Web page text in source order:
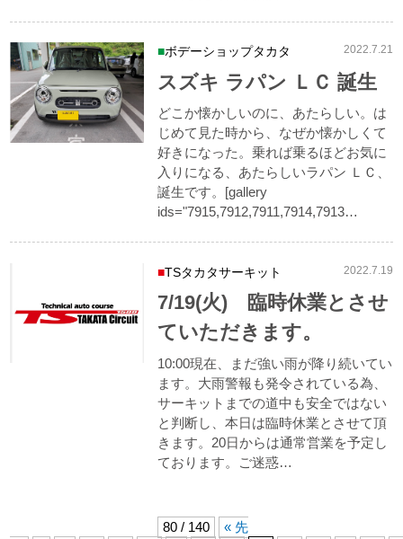
ボデーショップタカタ 2022.7.21
スズキ ラパン ＬＣ 誕生
どこか懐かしいのに、あたらしい。は
じめて見た時から、なぜか懐かしくて
好きになった。乗れば乗るほどお気に
入りになる、あたらしいラパン ＬＣ、
誕生です。[gallery
ids="7915,7912,7911,7914,7913…
TSタカタサーキット 2022.7.19
7/19(火) 臨時休業とさせ
ていただきます。
10:00現在、まだ強い雨が降り続いてい
ます。大雨警報も発令されている為、
サーキットまでの道中も安全ではない
と判断し、本日は臨時休業とさせて頂
きます。20日からは通常営業を予定し
ております。ご迷惑…
80 / 140 « 先